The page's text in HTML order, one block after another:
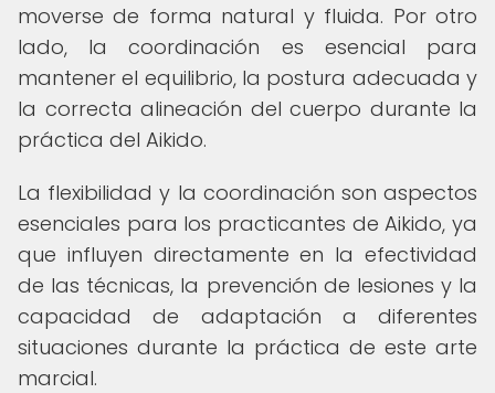
moverse de forma natural y fluida. Por otro
lado, la coordinación es esencial para
mantener el equilibrio, la postura adecuada y
la correcta alineación del cuerpo durante la
práctica del Aikido.
La flexibilidad y la coordinación son aspectos
esenciales para los practicantes de Aikido, ya
que influyen directamente en la efectividad
de las técnicas, la prevención de lesiones y la
capacidad de adaptación a diferentes
situaciones durante la práctica de este arte
marcial.